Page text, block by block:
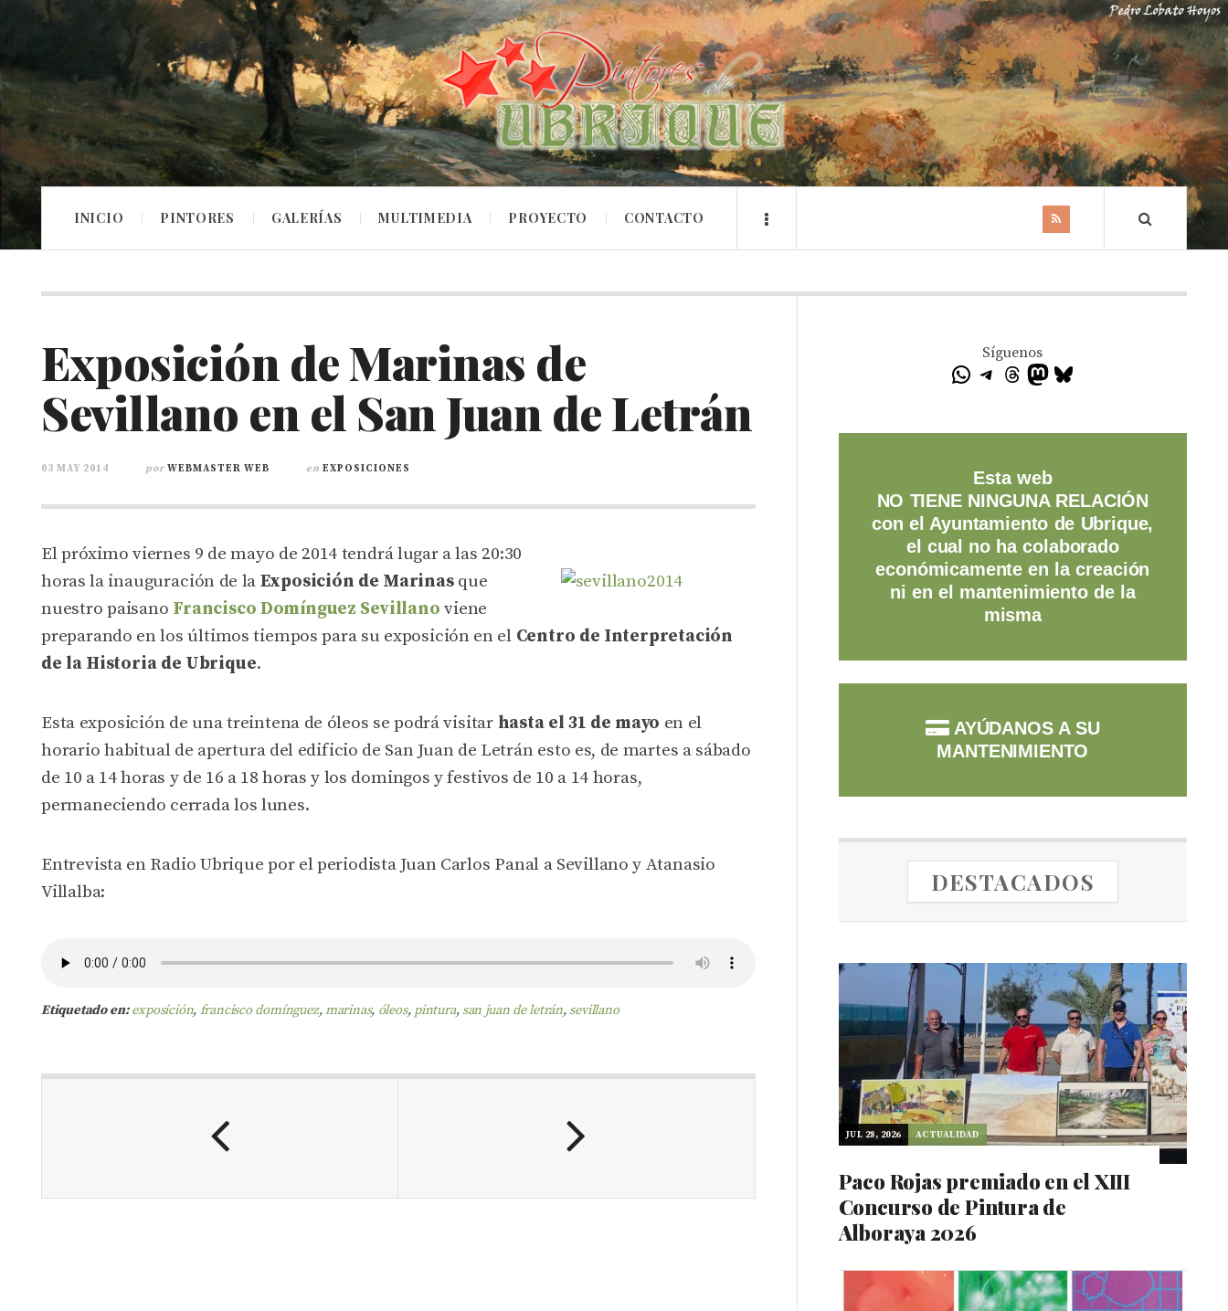
INICIO PINTORES GALERÍAS MULTIMEDIA PROYECTO CONTACTO
Exposición de Marinas de
Sevillano en el San Juan de Letrán
03 MAY 2014 por WEBMASTER WEB en EXPOSICIONES
El próximo viernes 9 de mayo de 2014 tendrá lugar a las 20:30
horas la inauguración de la Exposición de Marinasque
nuestro paisano Francisco Domínguez Sevillano viene
preparando en los últimos tiempos para su exposición en el Centro de Interpretación
de la Historia de Ubrique.
Esta exposición de una treintena de óleos se podrá visitar hasta el 31 de mayo en el
horario habitual de apertura del edificio de San Juan de Letrán esto es, de martes a sábado
de 10 a 14 horas y de 16 a 18 horas y los domingos y festivos de 10 a 14 horas,
permaneciendo cerrada los lunes.
Entrevista en Radio Ubrique por el periodista Juan Carlos Panal a Sevillano y Atanasio
Villalba:
Etiquetado en: exposición, francisco domínguez,marinas, óleos, pintura, san juan de letrán, sevillano
Síguenos
Esta web
NO TIENE NINGUNA RELACIÓN
con el Ayuntamiento de Ubrique,
el cual no ha colaborado
económicamente en la creación
ni en el mantenimiento de la
misma
AYÚDANOS A SU
MANTENIMIENTO
DESTACADOS
JUL 28, 2026 ACTUALIDAD
Paco Rojas premiado en el XIII
Concurso de Pintura de
Alboraya 2026